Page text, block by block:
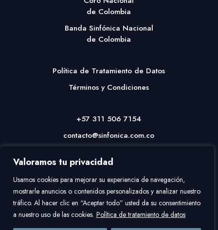
Valoramos tu privacidad
Usamos cookies para mejorar su experiencia de navegación,
mostrarle anuncios o contenidos personalizados y analizar nuestro
tráfico. Al hacer clic en “Aceptar todo” usted da su consentimiento
a nuestro uso de las cookies. Política de tratamiento de datos
de Colombia
Banda Sinfónica Nacional
de Colombia
Política de Tratamiento de Datos
Términos y Condiciones
+57 311 506 7154
contacto@sinfonica.com.co